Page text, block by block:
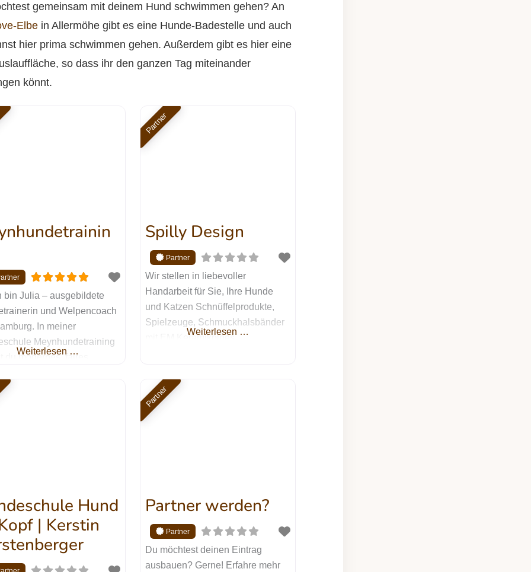
gemeinsam mit deinem Hund schwimmen gehen? An
Elbe in Allermöhe gibt es eine Hunde-Badestelle und auch
hier prima schwimmen gehen. Außerdem gibt es hier eine
so dass ihr den ganzen Tag miteinander
könnt.
bin Julia – ausgebildete
und Welpencoach
In meiner
Meynhundetraining
du modernes, faires
Verstärkung basiert.
ist es, dich und deinen
zu unterstützen, ein
finden
Weiterlesen …
Partner
Spilly Design
Wir stellen in liebevoller
Handarbeit für Sie, Ihre Hunde
und Katzen Schnüffelprodukte,
Spielzeuge, Schmuckhalsbänder
mit EM Keramikpipes,
Qualität und Individualität. Wir
benutzen nur hochwertige
Materialen. Jetzt Kontakt
Bearbeitung
Weiterlesen …
Hund
| Kerstin
Partner
Partner werden?
Du möchtest deinen Eintrag
ausbauen? Gerne! Erfahre mehr